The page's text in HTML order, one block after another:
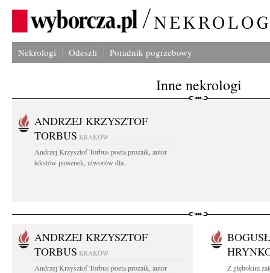
Nekrologi Odeszli Poradnik pogrzebowy
Inne nekrologi
ANDRZEJ KRZYSZTOF
TORBUS KRAKÓW
Andrzej Krzysztof Torbus poeta prozaik, autor
tekstów piosenek, utworów dla...
ANDRZEJ KRZYSZTOF
TORBUS KRAKÓW
Andrzej Krzysztof Torbus poeta prozaik, autor
Z głębokim